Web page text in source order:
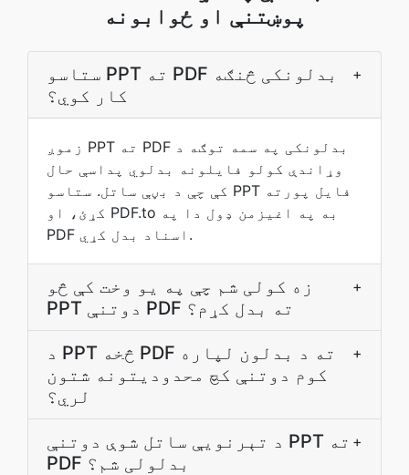
پوښتنې او ځوابونه
ستاسو PPT ته PDF بدلونکی څنګه
کار کوي؟
+
زموږ PPT ته PDF بدلونکی په سمه توګه د
وړاندې کولو فایلونه بدلوي پداسې حال
کې چې د بڼې ساتل. ستاسو PPT فایل پورته
کړئ، او PDF.to به په اغیزمن ډول دا په
PDF اسناد بدل کړي.
زه کولی شم چې په يو وخت کې څو
PPT دوتنې PDF ته بدل کړم؟
+
د PPT څخه PDF ته د بدلون لپاره
کوم دوتنې کچ محدودیتونه شتون
لري؟
+
د تېرنويې ساتل شوې دوتنې PPT ته
PDF بدلولی شم؟
+